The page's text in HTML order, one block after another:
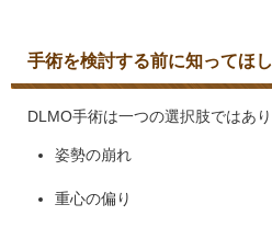
手術を検討する前に知ってほ
DLMO手術は一つの選択肢ではあ
姿勢の崩れ
重心の偏り